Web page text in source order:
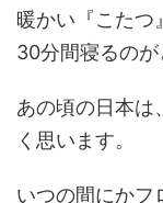
暖かい『こたつ
30分間寝るのが
あの頃の日本は
く思います。
いつの間にかフ